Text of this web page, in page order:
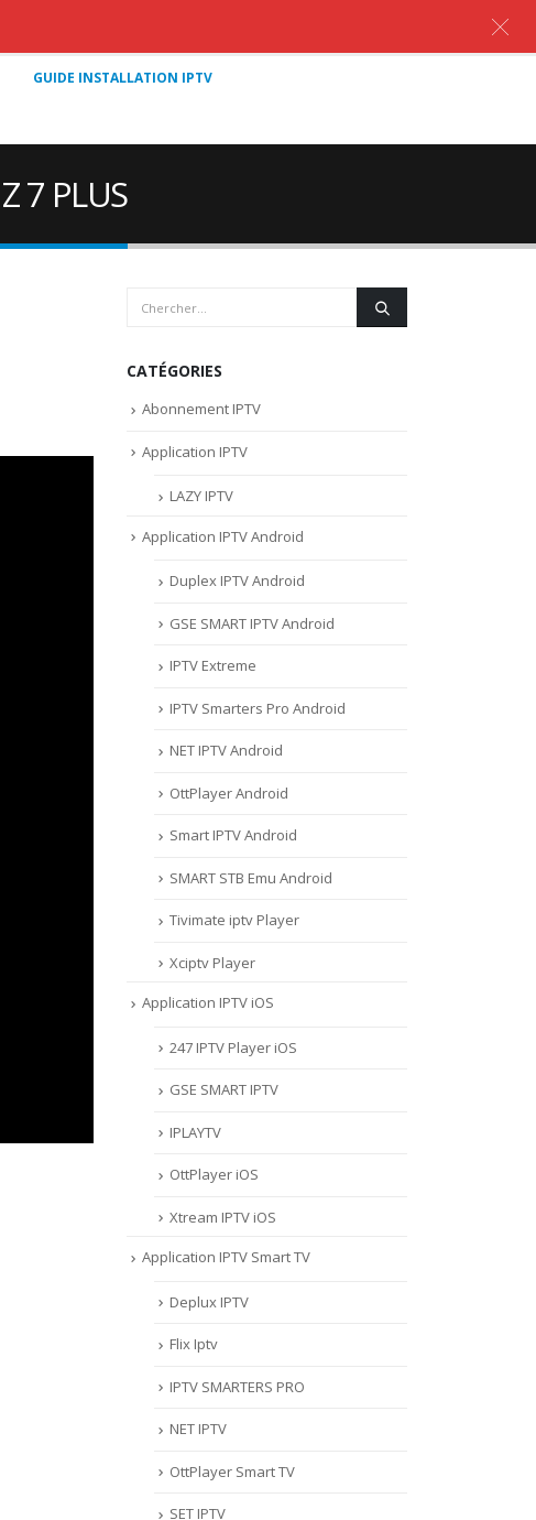
GUIDE INSTALLATION IPTV
7 PLUS
CATÉGORIES
Abonnement IPTV
Application IPTV
LAZY IPTV
Application IPTV Android
Duplex IPTV Android
GSE SMART IPTV Android
IPTV Extreme
IPTV Smarters Pro Android
NET IPTV Android
OttPlayer Android
Smart IPTV Android
SMART STB Emu Android
Tivimate iptv Player
Xciptv Player
Application IPTV iOS
247 IPTV Player iOS
‎GSE SMART IPTV
IPLAYTV
OttPlayer iOS
Xtream IPTV iOS
Application IPTV Smart TV
Deplux IPTV
Flix Iptv
IPTV SMARTERS PRO
NET IPTV
OttPlayer Smart TV
SET IPTV